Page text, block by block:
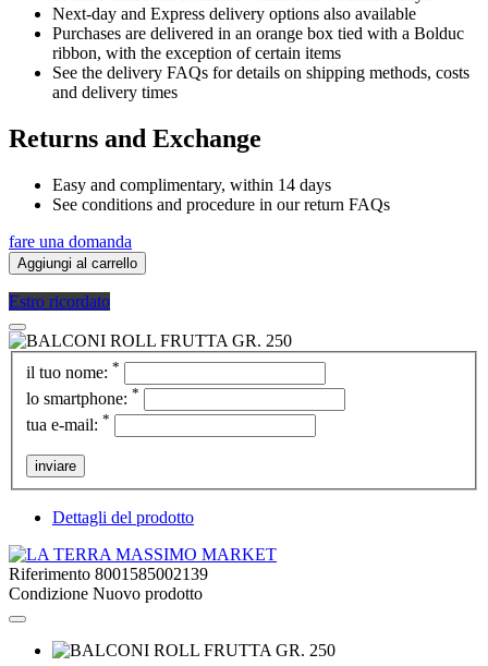
Next-day and Express delivery options also available
Purchases are delivered in an orange box tied with a Bolduc
ribbon, with the exception of certain items
See the delivery FAQs for details on shipping methods, costs
and delivery times
Returns and Exchange
Easy and complimentary, within 14 days
See conditions and procedure in our return FAQs
fare una domanda
Aggiungi al carrello
Estro ricordato
il tuo nome: *
lo smartphone: *
tua e-mail: *
inviare
Dettagli del prodotto
Riferimento 8001585002139
Condizione Nuovo prodotto